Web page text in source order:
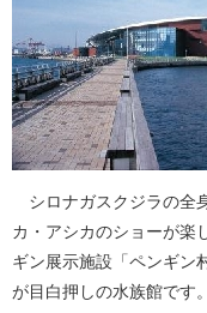
シロナガスクジラの全
カ・アシカのショーが楽
ギン展示施設「ペンギン
が目白押しの水族館です。